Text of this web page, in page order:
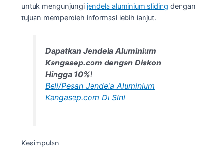
untuk mengunjungi jendela aluminium sliding dengan
tujuan memperoleh informasi lebih lanjut.
Dapatkan Jendela Aluminium
Kangasep.com dengan Diskon
Hingga 10%!
Beli/Pesan Jendela Aluminium
Kangasep.com Di Sini
Kesimpulan